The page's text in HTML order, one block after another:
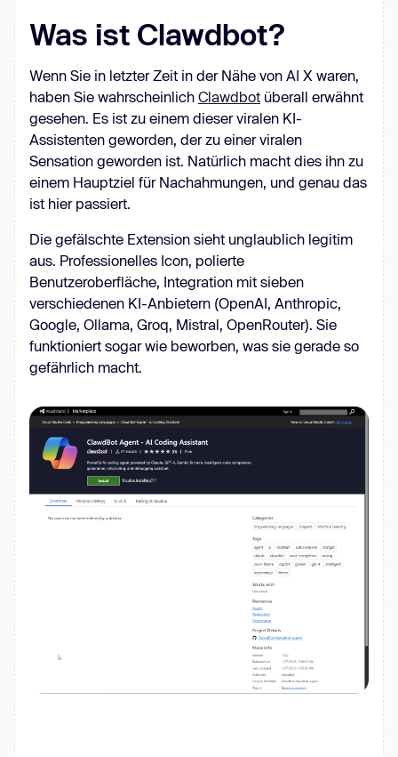
Was ist Clawdbot?
Wenn Sie in letzter Zeit in der Nähe von AI X waren,
haben Sie wahrscheinlich Clawdbot überall erwähnt
gesehen. Es ist zu einem dieser viralen KI-
Assistenten geworden, der zu einer viralen
Sensation geworden ist. Natürlich macht dies ihn zu
einem Hauptziel für Nachahmungen, und genau das
ist hier passiert.
Die gefälschte Extension sieht unglaublich legitim
aus. Professionelles Icon, polierte
Benutzeroberfläche, Integration mit sieben
verschiedenen KI-Anbietern (OpenAI, Anthropic,
Google, Ollama, Groq, Mistral, OpenRouter). Sie
funktioniert sogar wie beworben, was sie gerade so
gefährlich macht.